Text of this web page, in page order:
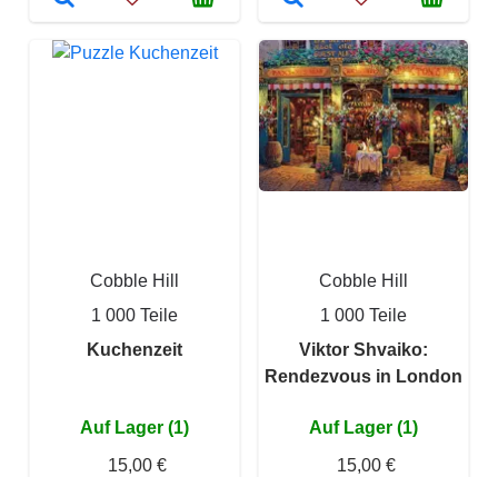
Cobble Hill
1 000 Teile
Kuchenzeit
Auf Lager (1)
15,00 €
Cobble Hill
1 000 Teile
Viktor Shvaiko:
Rendezvous in London
Auf Lager (1)
15,00 €